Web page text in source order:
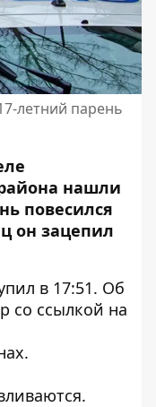
летний парень
нашли
повесился
он зацепил
в 17:51. Об
со ссылкой на